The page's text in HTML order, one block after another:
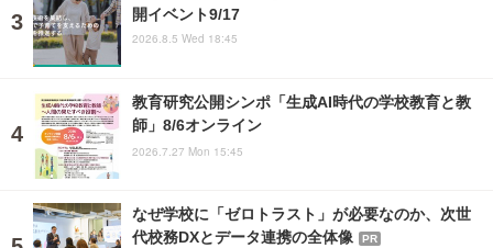
開イベント9/17
2026.8.5 Wed 18:45
教育研究公開シンポ「生成AI時代の学校教育と教
師」8/6オンライン
2026.7.27 Mon 15:45
なぜ学校に「ゼロトラスト」が必要なのか、次世
代校務DXとデータ連携の全体像
PR